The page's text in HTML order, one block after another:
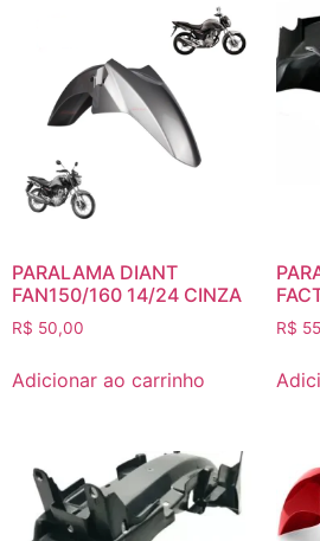
PARALAMA DIANT
FAN150/160 14/24 CINZA
R$ 50,00
Adicionar ao carrinho
R$